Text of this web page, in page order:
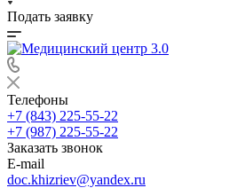
Подать заявку
Телефоны
+7 (843) 225-55-22
+7 (987) 225-55-22
Заказать звонок
E-mail
doc.khizriev@yandex.ru